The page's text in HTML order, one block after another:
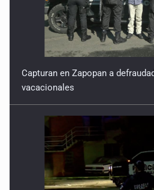
vacacionales